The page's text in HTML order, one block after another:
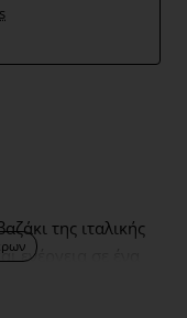
της ιταλικής
ενέργεια σε ένα